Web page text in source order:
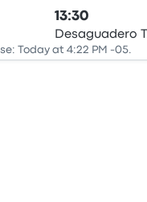
13:30
Desaguadero
Today at 4:22 PM -05.